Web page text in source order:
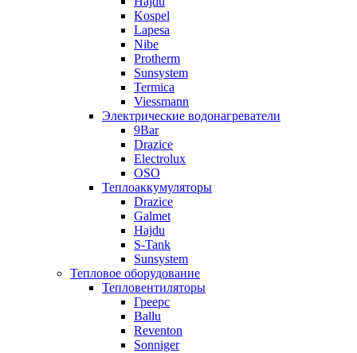
Kospel
Lapesa
Nibe
Protherm
Sunsystem
Termica
Viessmann
Электрические водонагреватели
9Bar
Drazice
Electrolux
OSO
Теплоаккумуляторы
Drazice
Galmet
Hajdu
S-Tank
Sunsystem
Тепловое оборудование
Тепловентиляторы
Греерс
Ballu
Reventon
Sonniger